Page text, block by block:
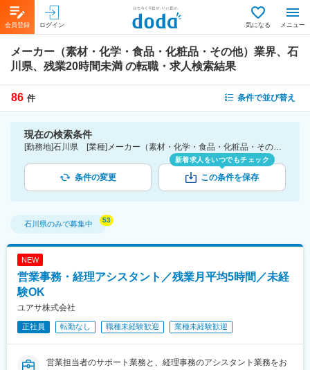
会員登録 ログイン 気になる メニュー
メーカー（素材・化学・食品・化粧品・その他）業界、石
川県、残業20時間未満 の転職・求人検索結果
86 件 条件で並び替え
現在の検索条件
[勤務地]石川県 [業種]メーカー（素材・化学・食品・化粧品・その他）業界 [詳細条件](休日・働き方)残業20時間未満
条件の変更
新着求人をいつでもチェック
この条件を保存
石川県のみで募集中
NEW
営業事務・経理アシスタント／残業月平均5時間／未経
験OK
ユアサ株式会社
正社員 転勤なし 職種未経験歓迎 業種未経験歓迎
営業担当者のサポート業務と、経理事務のアシスタント業務をお